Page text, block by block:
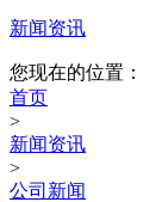
新闻资讯
您现在的位置：
首页
>
新闻资讯
>
公司新闻